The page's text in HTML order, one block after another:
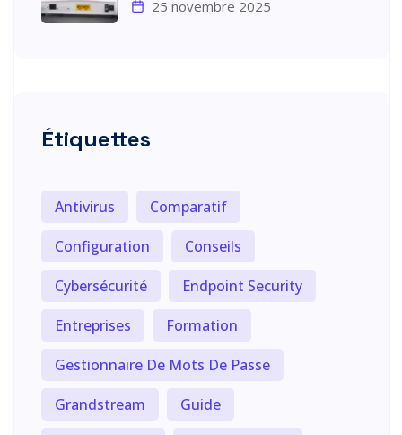
25 novembre 2025
Étiquettes
Antivirus
Comparatif
Configuration
Conseils
Cybersécurité
Endpoint Security
Entreprises
Formation
Gestionnaire De Mots De Passe
Grandstream
Guide